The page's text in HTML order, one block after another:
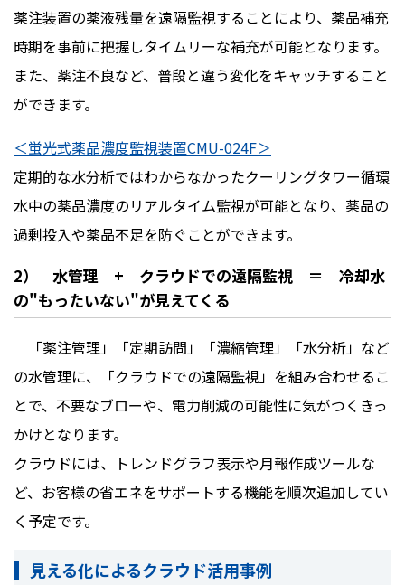
薬注装置の薬液残量を遠隔監視することにより、薬品補充
時期を事前に把握しタイムリーな補充が可能となります。
また、薬注不良など、普段と違う変化をキャッチすること
ができます。
＜蛍光式薬品濃度監視装置CMU-024F＞
定期的な水分析ではわからなかったクーリングタワー循環
水中の薬品濃度のリアルタイム監視が可能となり、薬品の
過剰投入や薬品不足を防ぐことができます。
2） 水管理 + クラウドでの遠隔監視 ＝ 冷却水
の"もったいない"が見えてくる
「薬注管理」「定期訪問」「濃縮管理」「水分析」など
の水管理に、「クラウドでの遠隔監視」を組み合わせるこ
とで、不要なブローや、電力削減の可能性に気がつくきっ
かけとなります。
クラウドには、トレンドグラフ表示や月報作成ツールな
ど、お客様の省エネをサポートする機能を順次追加してい
く予定です。
見える化によるクラウド活用事例